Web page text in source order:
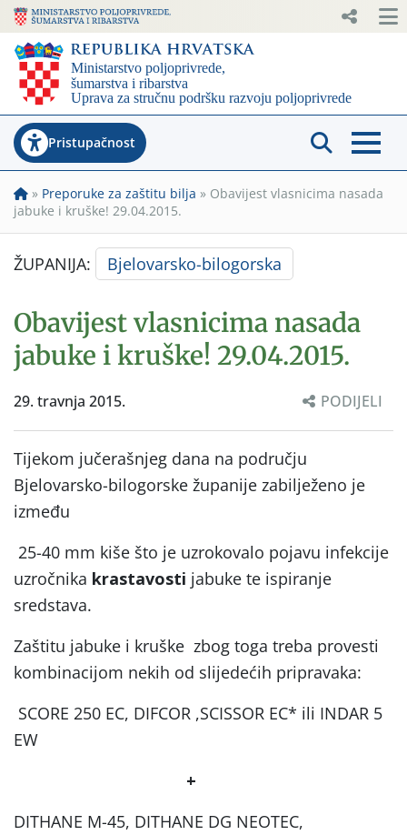
Pristupačnost
» Preporuke za zaštitu bilja » Obavijest vlasnicima nasada
jabuke i kruške! 29.04.2015.
ŽUPANIJA: Bjelovarsko-bilogorska
Obavijest vlasnicima nasada
jabuke i kruške! 29.04.2015.
29. travnja 2015. PODIJELI
Tijekom jučerašnjeg dana na području
Bjelovarsko-bilogorske županije zabilježeno je
između
25-40 mm kiše što je uzrokovalo pojavu infekcije
uzročnika krastavosti jabuke te ispiranje
sredstava.
Zaštitu jabuke i kruške zbog toga treba provesti
kombinacijom nekih od slijedećih pripravaka:
SCORE 250 EC, DIFCOR ,SCISSOR EC* ili INDAR 5
EW
+
DITHANE M-45, DITHANE DG NEOTEC,